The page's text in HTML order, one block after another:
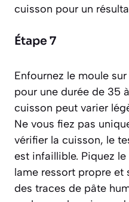
cuisson pour un
Étape 7
Enfournez le moule
pour une durée de 35
cuisson peut varier
Ne vous fiez pas
vérifier la cuisson, le
est infaillible. Piquez
lame ressort propre et
des traces de pâte